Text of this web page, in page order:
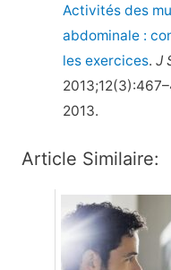
Activités des
abdominale :
les exercices.J
2013.
Article Similaire: